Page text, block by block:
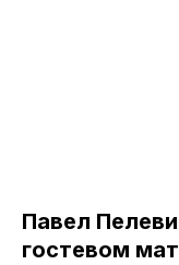
Павел
гостевом